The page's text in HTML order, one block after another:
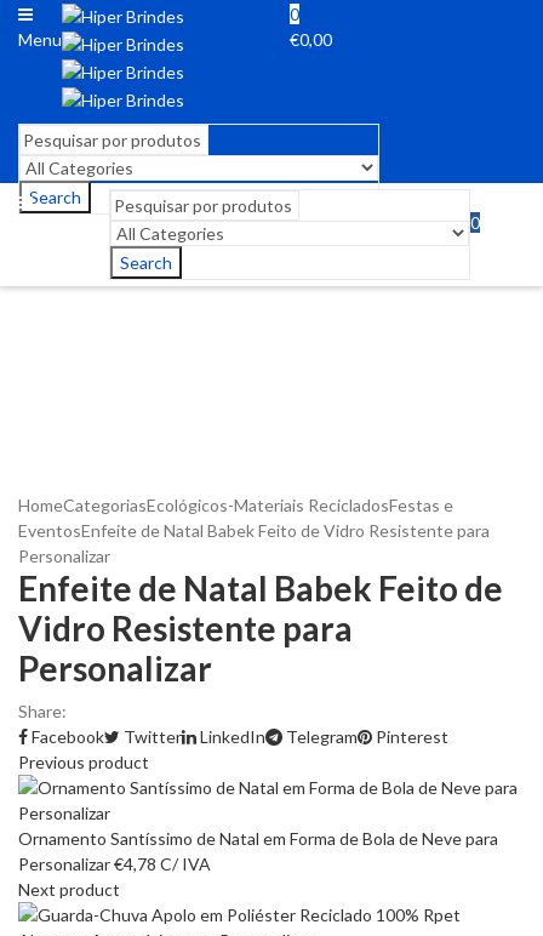
Menu
0
€0,00
Search
Search
0
HomeCategoriasEcológicos-Materiais RecicladosFestas e
EventosEnfeite de Natal Babek Feito de Vidro Resistente para
Personalizar
Enfeite de Natal Babek Feito de
Vidro Resistente para
Personalizar
Share:
Facebook
Twitter LinkedIn Telegram
Pinterest
Previous product
Ornamento Santíssimo de Natal em Forma de Bola de Neve para
Personalizar€4,78 C/ IVA
Next product